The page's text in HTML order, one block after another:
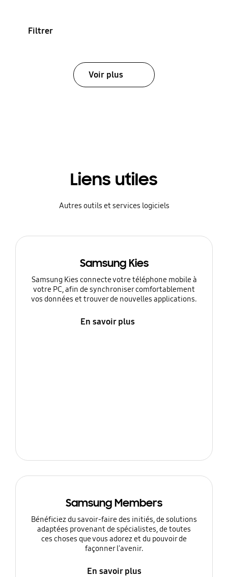
Filtrer
Voir plus
Liens utiles
Autres outils et services logiciels
Samsung Kies
Samsung Kies connecte votre téléphone mobile à
votre PC, afin de synchroniser comfortablement
vos données et trouver de nouvelles applications.
En savoir plus
Samsung Members
Bénéficiez du savoir-faire des initiés, de solutions
adaptées provenant de spécialistes, de toutes
ces choses que vous adorez et du pouvoir de
façonner l'avenir.
En savoir plus